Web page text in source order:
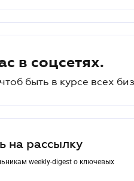
в соцсетях.
быть в курсе всех
на рассылку
weekly-digest о ключевых